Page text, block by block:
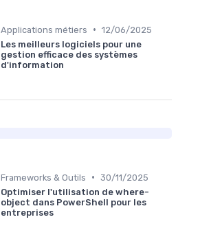
Applications métiers • 12/06/2025
Les meilleurs logiciels pour une
gestion efficace des systèmes
d'information
Frameworks & Outils • 30/11/2025
Optimiser l'utilisation de where-
object dans PowerShell pour les
entreprises